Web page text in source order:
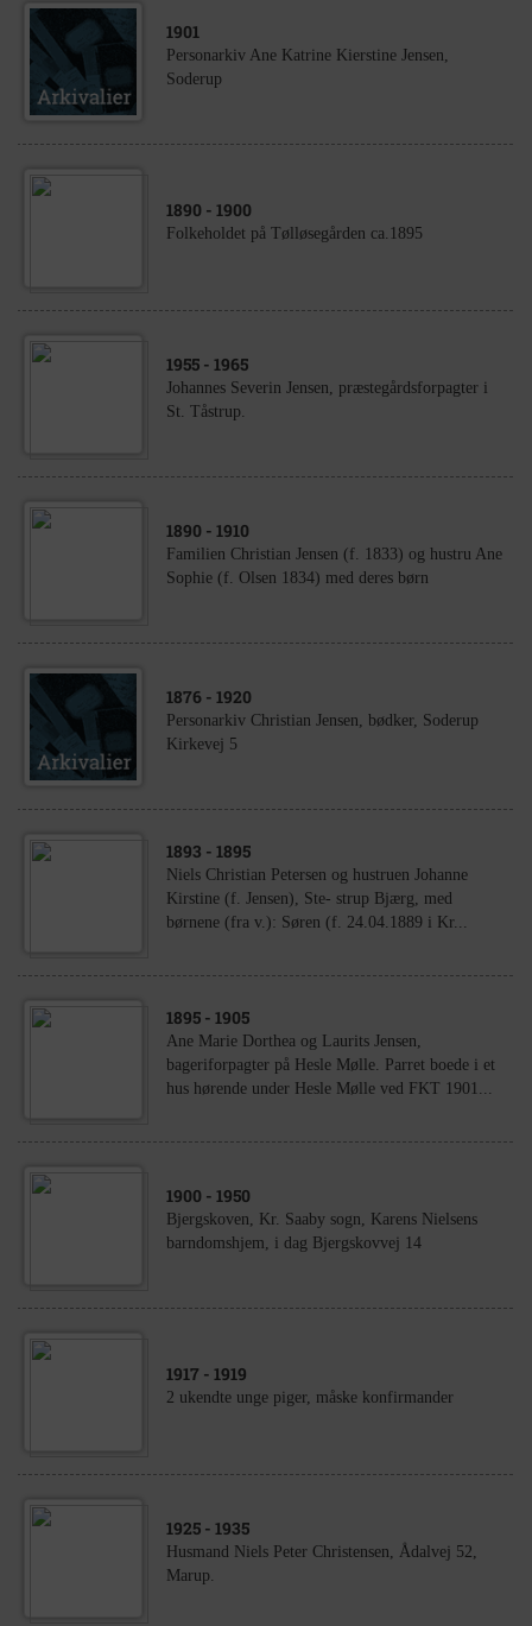
1901
Personarkiv Ane Katrine Kierstine Jensen,
Soderup
1890 - 1900
Folkeholdet på Tølløsegården ca.1895
1955 - 1965
Johannes Severin Jensen, præstegårdsforpagter i
St. Tåstrup.
1890 - 1910
Familien Christian Jensen (f. 1833) og hustru Ane
Sophie (f. Olsen 1834) med deres børn
1876 - 1920
Personarkiv Christian Jensen, bødker, Soderup
Kirkevej 5
1893 - 1895
Niels Christian Petersen og hustruen Johanne
Kirstine (f. Jensen), Ste- strup Bjærg, med
børnene (fra v.): Søren (f. 24.04.1889 i Kr...
1895 - 1905
Ane Marie Dorthea og Laurits Jensen,
bageriforpagter på Hesle Mølle. Parret boede i et
hus hørende under Hesle Mølle ved FKT 1901...
1900 - 1950
Bjergskoven, Kr. Saaby sogn, Karens Nielsens
barndomshjem, i dag Bjergskovvej 14
1917 - 1919
2 ukendte unge piger, måske konfirmander
1925 - 1935
Husmand Niels Peter Christensen, Ådalvej 52,
Marup.